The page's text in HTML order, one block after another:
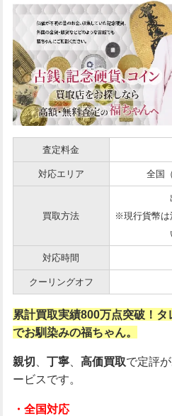
査定料金
対応エリア 全国
買取方法
※現行貨幣は
対応時間
クーリングオフ
累計買取実績800万点突破！
でお馴染みの福ちゃん。
親切 丁寧、 高価買取で定評
ービスです。
・全国対応